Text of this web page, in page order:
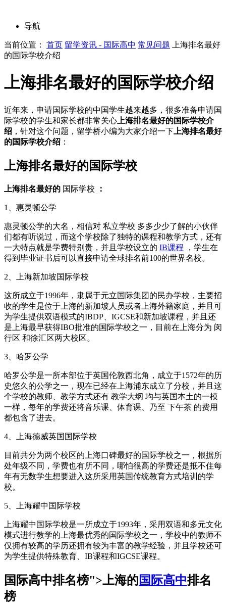
导航
当前位置： 首页 留学资讯 - 国际高中 常见问题
上海排名最好
的国际学校介绍
上海排名最好的国际学校介绍
近年来，申请国际学校的中国学生越来越多，很多准备申请国
际学校的学生和家长都非常关心 上海排名最好的国际学校介
绍 ，针对这个问题，留学桥小编为大家介绍一下 上海排名最好
的国际学校介绍 ：
上海排名最好的国际学校
上海排名最好的 国际学校 ：
1、惠灵顿公学
惠灵顿公学的大名，相信对 私立学校 多多少少了解的小伙伴
们都有听说过，而这个学校除了独特的课程和教学方式，还有
一大特点就是学费特别贵，并且学校设立的 IB课程 ，学生在
得到毕业证书后可以直接申请全球排名前100的世界名校。
2、上海新加坡国际学校
这所成立于1996年，隶属于元立国际集团的民办学校，主要招
收的学生是位于上海的新加坡人员或者上海外籍家庭，并且可
为学生提供双语模式的IBDP、IGCSE和新加坡课程，并且还
是上海最早获得IBO批准的国际学校之一，目前在上海分为 闵
行区 和徐汇区两大校区。
3、哈罗公学
哈罗公学是一所本部位于英国伦敦西北角，成立于1572年的历
史悠久的公学之一，现在已经在上海浦东成立了分校，并且这
个学校的教师、教学方式还有 教学大纲 均与英国本土的一模
一样，每年的学费还将音乐课、体育课、乃至 下午茶 的费用
都包含了进去。
4、上海德威英国国际学校
目前共分为两个校区的上海口碑最好的国际学校之一，根据所
处年级不同，学费也有所不同，哪怕很高的学费还是抵不住每
年有无数学生想要进入这所采用英国传统教育方式培训的学
校。
5、上海耀中国际学校
上海耀中国际学校是一所成立于1993年，采用双语和多元文化
模式进行教学的上海最优秀的国际学校之一，学校中的教师不
仅拥有较高的学历还拥有较为丰富的教学经验，并且学校还可
为学生提供特殊教育、IB课程和IGCSE课程。
国际高中排名榜">上海的国际高中排名
榜